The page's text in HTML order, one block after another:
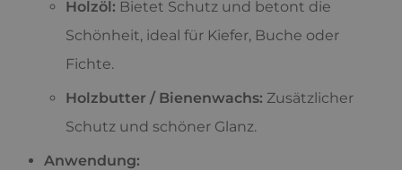
Holzöl: Bietet Schutz und betont die
Schönheit, ideal für Kiefer, Buche oder
Fichte.
Holzbutter / Bienenwachs: Zusätzlicher
Schutz und schöner Glanz.
Anwendung: